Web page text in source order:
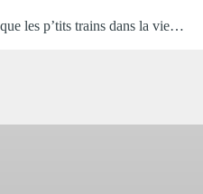
les p’tits trains dans la vie…